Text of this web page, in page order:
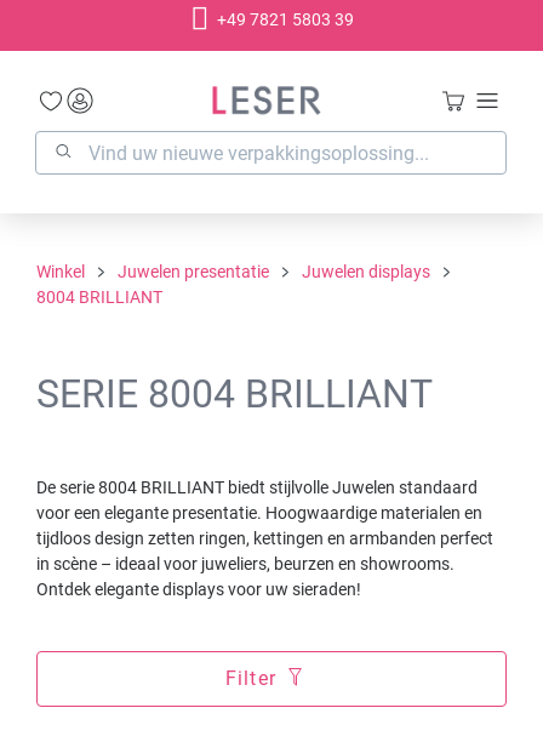
+49 7821 5803 39
Winkel Juwelen presentatie
Juwelen displays
8004 BRILLIANT
SERIE 8004 BRILLIANT
De serie 8004 BRILLIANT biedt stijlvolle Juwelen standaard
voor een elegante presentatie. Hoogwaardige materialen en
tijdloos design zetten ringen, kettingen en armbanden perfect
in scène – ideaal voor juweliers, beurzen en showrooms.
Ontdek elegante displays voor uw sieraden!
Filter